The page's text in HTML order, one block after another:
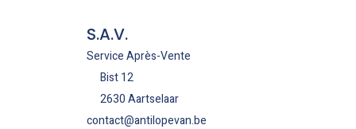
S.A.V.
Service Après-Vente
Bist 12
2630 Aartselaar
contact@antilopevan.be